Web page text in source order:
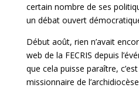
certain nombre de ses
un débat ouvert
Début août, rien n’avait
web de la FECRIS depuis
que cela puisse paraître,
missionnaire de